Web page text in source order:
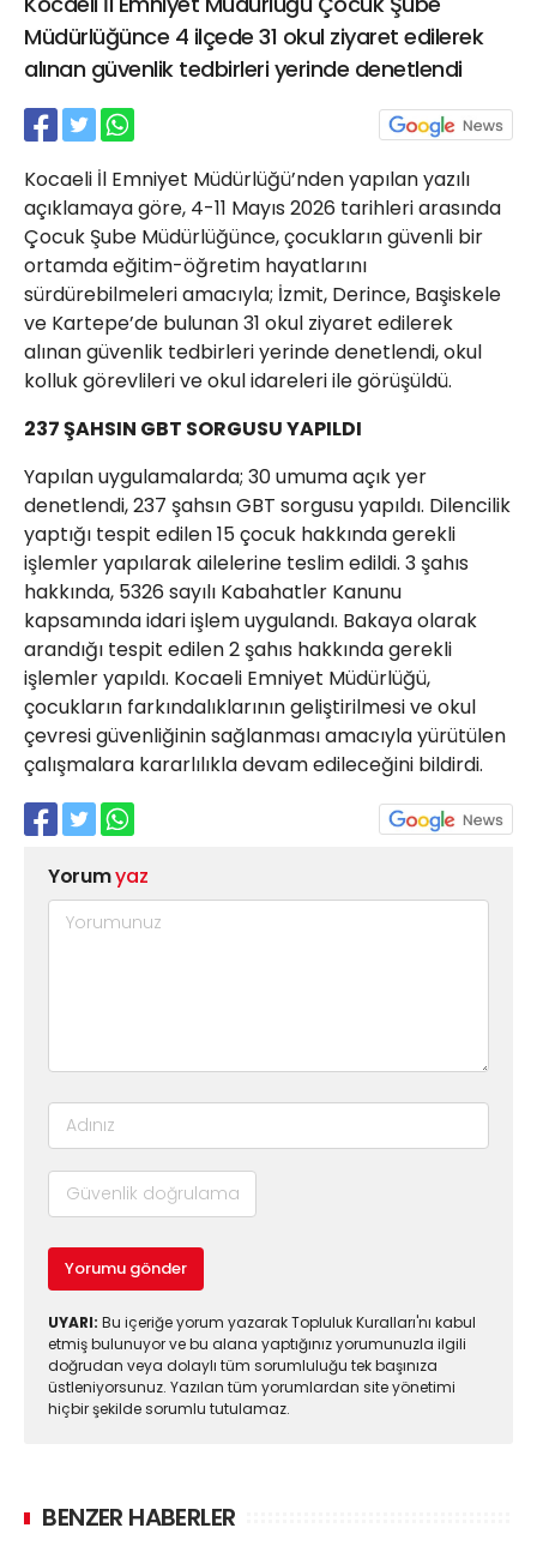
Müdürlüğünce 4 ilçede 31 okul ziyaret edilerek
alınan güvenlik tedbirleri yerinde denetlendi
Kocaeli İl Emniyet Müdürlüğü’nden yapılan yazılı
açıklamaya göre, 4-11 Mayıs 2026 tarihleri arasında
Çocuk Şube Müdürlüğünce, çocukların güvenli bir
ortamda eğitim-öğretim hayatlarını
sürdürebilmeleri amacıyla; İzmit, Derince, Başiskele
ve Kartepe’de bulunan 31 okul ziyaret edilerek
alınan güvenlik tedbirleri yerinde denetlendi, okul
kolluk görevlileri ve okul idareleri ile görüşüldü.
237 ŞAHSIN GBT SORGUSU YAPILDI
Yapılan uygulamalarda; 30 umuma açık yer
denetlendi, 237 şahsın GBT sorgusu yapıldı. Dilencilik
yaptığı tespit edilen 15 çocuk hakkında gerekli
işlemler yapılarak ailelerine teslim edildi. 3 şahıs
hakkında, 5326 sayılı Kabahatler Kanunu
kapsamında idari işlem uygulandı. Bakaya olarak
arandığı tespit edilen 2 şahıs hakkında gerekli
işlemler yapıldı. Kocaeli Emniyet Müdürlüğü,
çocukların farkındalıklarının geliştirilmesi ve okul
çevresi güvenliğinin sağlanması amacıyla yürütülen
çalışmalara kararlılıkla devam edileceğini bildirdi.
Yorumyaz
Yorumu gönder
UYARI: Bu içeriğe yorum yazarak Topluluk Kuralları'nı kabul
etmiş bulunuyor ve bu alana yaptığınız yorumunuzla ilgili
doğrudan veya dolaylı tüm sorumluluğu tek başınıza
üstleniyorsunuz. Yazılan tüm yorumlardan site yönetimi
hiçbir şekilde sorumlu tutulamaz.
BENZER HABERLER
21 Gölcük
02624132333